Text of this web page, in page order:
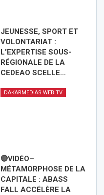
JEUNESSE, SPORT ET
VOLONTARIAT :
L’EXPERTISE SOUS-
RÉGIONALE DE LA
CEDEAO SCELLE…
DAKARMEDIAS WEB TV
🔴VIDÉO–
MÉTAMORPHOSE DE LA
CAPITALE : ABASS
FALL ACCÉLÈRE LA